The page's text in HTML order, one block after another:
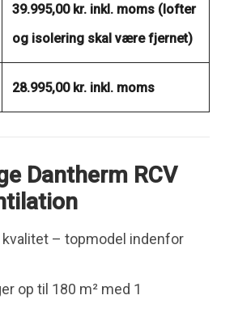
39.995,00 kr. inkl. moms (lofter
og isolering skal være fjernet)
28.995,00 kr. inkl. moms
Dantherm RCV
kvalitet – topmodel indenfor
op til 180 m² med 1